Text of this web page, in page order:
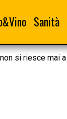
Sanità
si riesce mai a